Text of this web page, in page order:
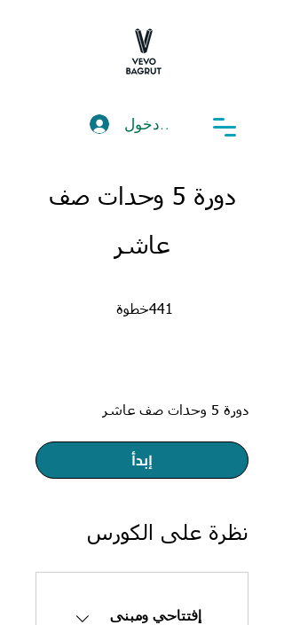
تسجيل دخول
دورة 5 وحدات صف
عاشر
441خطوة
دورة 5 وحدات صف عاشر
إبدأ
نظرة على الكورس
إفتتاحي ومبنى